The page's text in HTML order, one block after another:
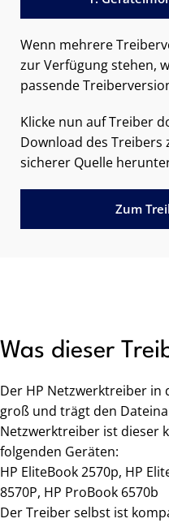
Wenn mehrere
zur Verfügung stehen,
passende
Klicke nun auf Treiber
Download des Treibers
sicherer Quelle
Zum
Was dieser
Der HP Netzwerktreiber in
groß und trägt den
Netzwerktreiber ist dieser
folgenden Geräten:
HP EliteBook 2570p, HP
8570P, HP ProBook 6570b
Der Treiber selbst ist